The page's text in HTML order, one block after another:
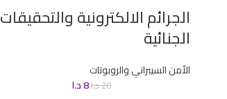
الجرائم الالكترونية والتحقيقات
الجنائية
الأمن السيبراني والروبوتات
28د.ا8د.ا